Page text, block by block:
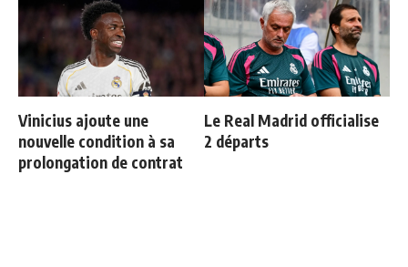
Vinicius ajoute une
nouvelle condition à sa
prolongation de contrat
Le Real Madrid officialise
2 départs